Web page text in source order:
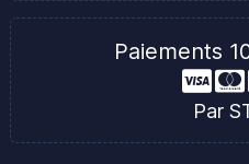
Paiements
Par